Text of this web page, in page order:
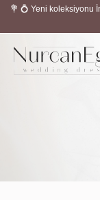
💐 💍 Yeni koleksiyonu